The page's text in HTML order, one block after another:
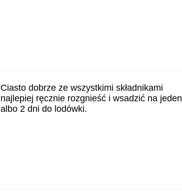
Ciasto dobrze ze wszystkimi składnikami
najlepiej ręcznie rozgnieść i wsadzić na jeden
albo 2 dni do lodówki.